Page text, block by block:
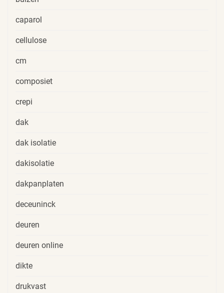
caparol
cellulose
cm
composiet
crepi
dak
dak isolatie
dakisolatie
dakpanplaten
deceuninck
deuren
deuren online
dikte
drukvast